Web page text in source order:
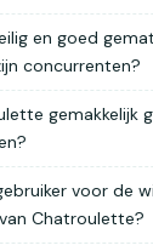
en goed
concurrenten?
gemakkelijk
voor de
Chatroulette?